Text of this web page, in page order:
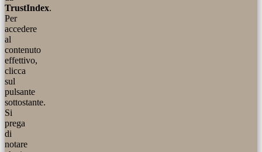
TrustIndex.
Per
accedere
al
contenuto
effettivo,
clicca
sul
pulsante
sottostante.
Si
prega
di
notare